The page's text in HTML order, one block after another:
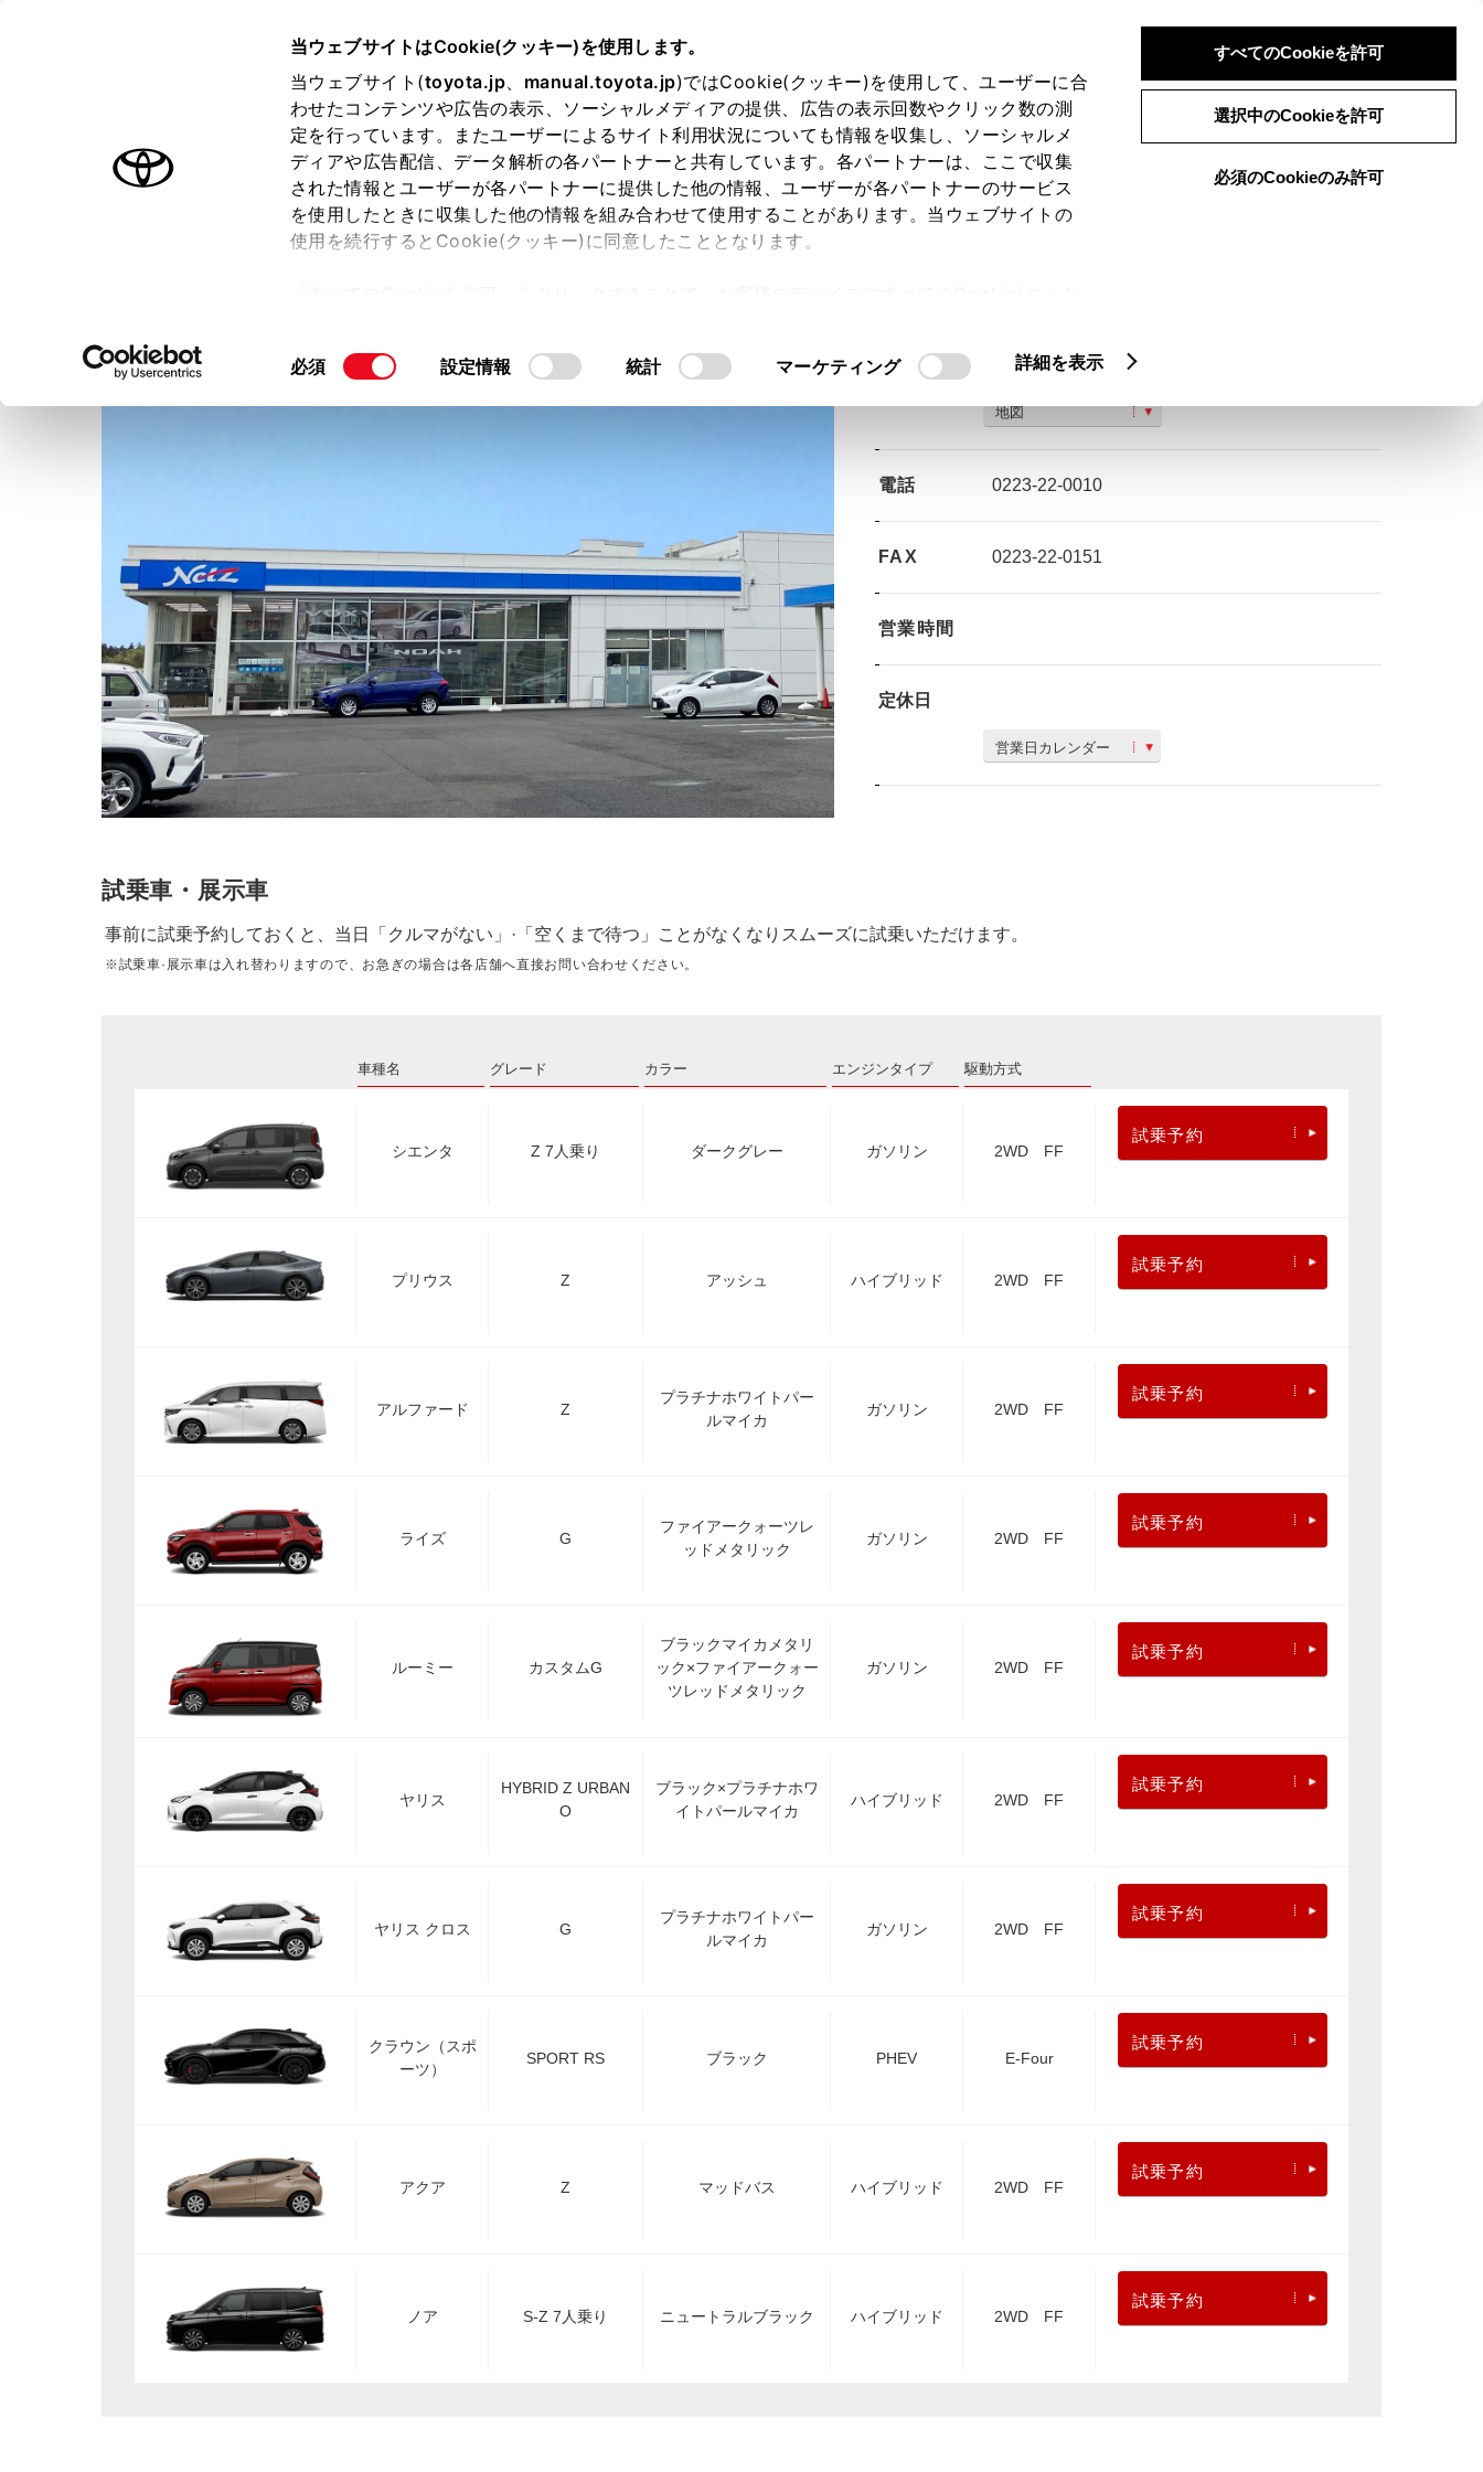
当ウェブサイトはCookie(クッキー)を使用します。
当ウェブサイト(toyota.jp、 manual.toyota.jp)ではCookie(クッキー)を使用して、ユーザーに合
わせたコンテンツや広告の表示、ソーシャルメディアの提供、広告の表示回数やクリック数の測
定を行っています。またユーザーによるサイト利用状況についても情報を収集し、ソーシャルメ
ディアや広告配信、データ解析の各パートナーと共有しています。各パートナーは、ここで収集
された情報とユーザーが各パートナーに提供した他の情報、ユーザーが各パートナーのサービス
を使用したときに収集した他の情報を組み合わせて使用することがあります。当ウェブサイトの
使用を続行するとCookie(クッキー)に同意したこととなります。
て」をご覧ください。
同
必須 設定情報 統計 マーケティング 詳細を表示
すべてのCookieを許可
選択中のCookieを許可
必須のCookieのみ許可
ログイン 検索 メニュー
オーナーサポート トピックス
店舗トップ ご購入相談
住所 名取市堀内字南竹３３６‐１
地図
電話 0223-22-0010
FAX 0223-22-0151
営業時間
定休日
営業日カレンダー
試乗車・展示車
事前に試乗予約しておくと、当日「クルマがない」·「空くまで待つ」ことがなくなりスムーズに試乗いただけます。
※試乗車·展示車は入れ替わりますので、お急ぎの場合は各店舗へ直接お問い合わせください。
車種名 グレード カラー エンジンタイプ 駆動方式
シエンタ Z 7人乗り ダークグレー ガソリン 2WD FF
試乗予約
プリウス Z アッシュ ハイブリッド 2WD FF
試乗予約
アルファード Z
プラチナホワイトパー
ルマイカ
ガソリン 2WD FF
試乗予約
ライズ G
ファイアークォーツレ
ッドメタリック
ガソリン 2WD FF
試乗予約
ルーミー カスタムG
ブラックマイカメタリ
ック×ファイアークォー
ツレッドメタリック
ガソリン 2WD FF
試乗予約
ヤリス
HYBRID Z URBAN
O
ブラック×プラチナホワ
イトパールマイカ
ハイブリッド 2WD FF
試乗予約
ヤリス クロス G
プラチナホワイトパー
ルマイカ
ガソリン 2WD FF
試乗予約
クラウン（スポ
ーツ）
SPORT RS ブラック PHEV E-Four
試乗予約
アクア Z マッドバス ハイブリッド 2WD FF
試乗予約
ノア S-Z 7人乗り ニュートラルブラック ハイブリッド 2WD FF
試乗予約